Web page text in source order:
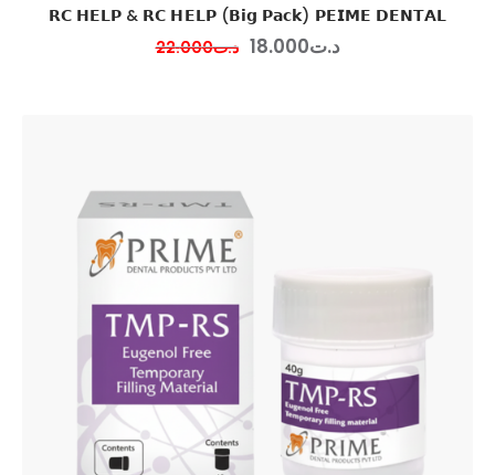
𝗥𝗖 𝗛𝗘𝗟𝗣 & 𝗥𝗖 𝗛𝗘𝗟𝗣 (𝗕𝗶𝗴 𝗣𝗮𝗰𝗸) 𝗣𝗘𝗜𝗠𝗘 𝗗𝗘𝗡𝗧𝗔𝗟
د.ت
22.000 د.ت 18.000